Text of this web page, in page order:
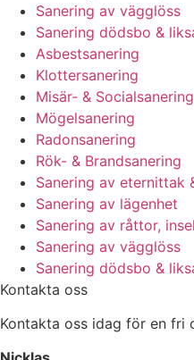
Sanering av vägglöss
Sanering dödsbo &
Asbestsanering
Klottersanering
Misär- & Socialsanering
Mögelsanering
Radonsanering
Rök- & Brandsanering
Sanering av eternittak
Sanering av lägenhet
Sanering av råttor,
Sanering av vägglöss
Sanering dödsbo &
Kontakta oss
Kontakta oss idag för en fri